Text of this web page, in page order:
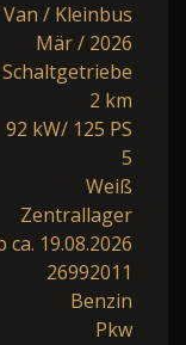
Van / Kleinbus
Mär / 2026
Schaltgetriebe
2 km
92 kW/ 125 PS
5
Weiß
Zentrallager
ca. 19.08.2026
26992011
Benzin
Pkw